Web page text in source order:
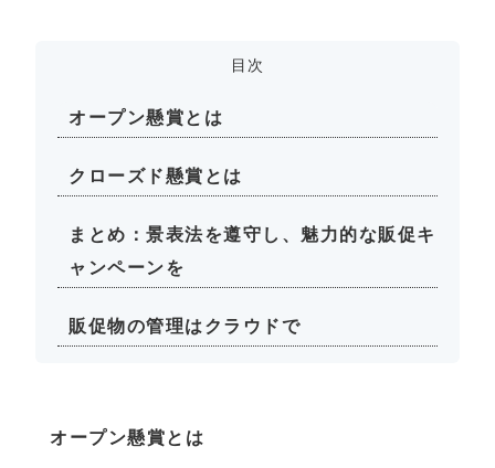
目次
オープン懸賞とは
クローズド懸賞とは
まとめ：景表法を遵守し、魅力的な販促キ
ャンペーンを
販促物の管理はクラウドで
オープン懸賞とは